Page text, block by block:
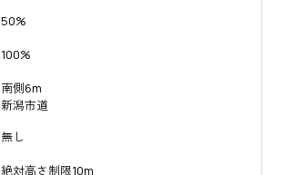
50%
100%
南側6m
新潟市道
無し
絶対高さ制限10m